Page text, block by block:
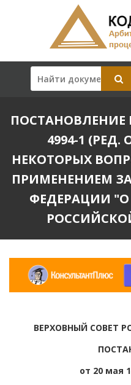
ПОСТАНОВЛЕНИЕ
4994-1 (РЕД.
НЕКОТОРЫХ
ПРИМЕНЕНИЕМ
ФЕДЕРАЦИИ "О
ВЕРХОВНЫЙ СОВЕТ
от 20 мая